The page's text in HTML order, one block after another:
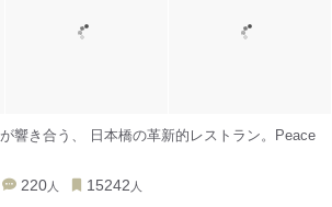
響き合う、 日本橋の革新的レストラン。Peace
220 人 15242 人